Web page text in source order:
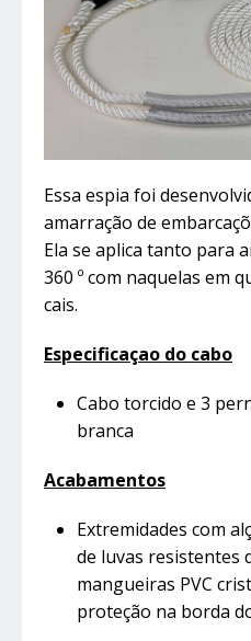
Essa espia foi
amarração de
Ela se aplica tanto para
360 º com naquelas em
cais.
Especificaçao do cabo
Cabo torcido e 3
branca
Acabamentos
Extremidades com
de luvas resistentes
mangueiras PVC
proteção na borda